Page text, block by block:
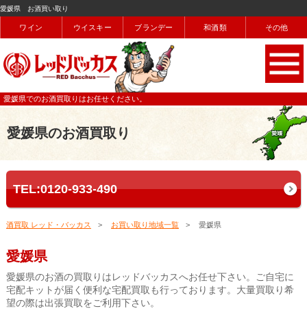
愛媛県 お酒買い取り
ワイン ウイスキー ブランデー 和酒類 その他
愛媛県でのお酒買取りはお任せください。
愛媛県のお酒買取り
TEL:0120-933-490
酒買取 レッド・バッカス お買い取り地域一覧 愛媛県
愛媛県
愛媛県のお酒の買取りはレッドバッカスへお任せ下さい。ご自宅に
宅配キットが届く便利な宅配買取も行っております。大量買取り希
望の際は出張買取をご利用下さい。